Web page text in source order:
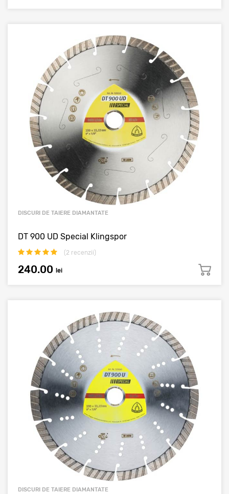
DISCURI DE TAIERE DIAMANTATE
DT 900 UD Special Klingspor
(2 recenzii)
240.00 lei
DISCURI DE TAIERE DIAMANTATE